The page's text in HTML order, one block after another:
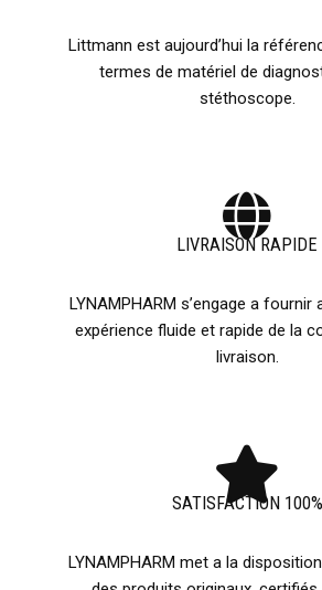
Littmann est aujourd’hui la
termes de matériel de
stéthoscope.
LIVRAISON RAPIDE
LYNAMPHARM s’engage a fournir
expérience fluide et rapide de la
livraison.
SATISFACTION 100%
LYNAMPHARM met a la